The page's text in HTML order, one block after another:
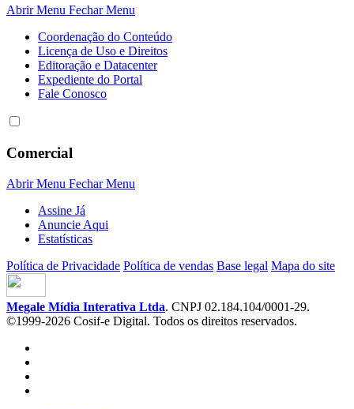
Abrir Menu Fechar Menu
Coordenação do Conteúdo
Licença de Uso e Direitos
Editoração e Datacenter
Expediente do Portal
Fale Conosco
Comercial
Abrir Menu Fechar Menu
Assine Já
Anuncie Aqui
Estatísticas
Política de Privacidade Política de vendas Base legal Mapa do site
Megale Mídia Interativa Ltda. CNPJ 02.184.104/0001-29.
©1999-2026 Cosif-e Digital. Todos os direitos reservados.